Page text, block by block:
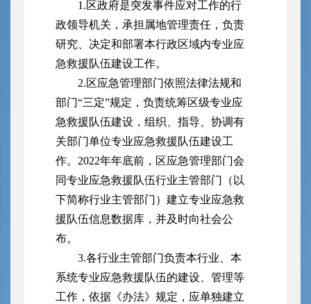
1.区政府是突发事件应对工作的行
政领导机关，承担属地管理责任，负责
研究、决定和部署本行政区域内专业应
急救援队伍建设工作。
2.区应急管理部门依照法律法规和
部门“三定”规定，负责统筹区级专业应
急救援队伍建设，组织、指导、协调有
关部门单位专业应急救援队伍建设工
作。2022年年底前，区应急管理部门会
同专业应急救援队伍行业主管部门（以
下简称行业主管部门）建立专业应急救
援队伍信息数据库，并及时向社会公
布。
3.各行业主管部门负责本行业、本
系统专业应急救援队伍的建设、管理等
工作，依据《办法》规定，应单独建立